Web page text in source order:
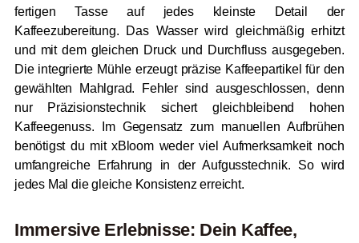
fertigen Tasse auf jedes kleinste Detail der
Kaffeezubereitung. Das Wasser wird gleichmäßig erhitzt
und mit dem gleichen Druck und Durchfluss ausgegeben.
Die integrierte Mühle erzeugt präzise Kaffeepartikel für den
gewählten Mahlgrad. Fehler sind ausgeschlossen, denn
nur Präzisionstechnik sichert gleichbleibend hohen
Kaffeegenuss. Im Gegensatz zum manuellen Aufbrühen
benötigst du mit xBloom weder viel Aufmerksamkeit noch
umfangreiche Erfahrung in der Aufgusstechnik. So wird
jedes Mal die gleiche Konsistenz erreicht.
Immersive Erlebnisse: Dein Kaffee,